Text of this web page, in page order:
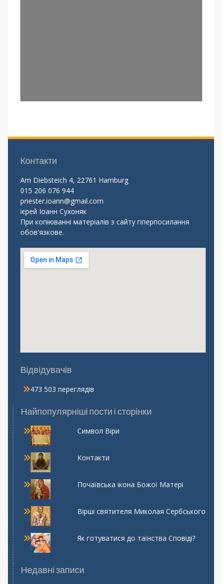
Контакти
Am Diebsteich 4, 22761 Hamburg
015 206 076 944
priester.ioann@gmail.com
ієрей Іоанн Сухоняк
При копіюванні матеріалів з сайту гіперпосилання
обов'язкове.
Відвідувачів
473 503 переглядів
Найпопулярніші пости і сторінки
Символ Віри
Контакти
Почаївська ікона Божої Матері
Вірші святителя Миколая Сербського
Як готуватися до таїнства Сповіді?
Недавні записи